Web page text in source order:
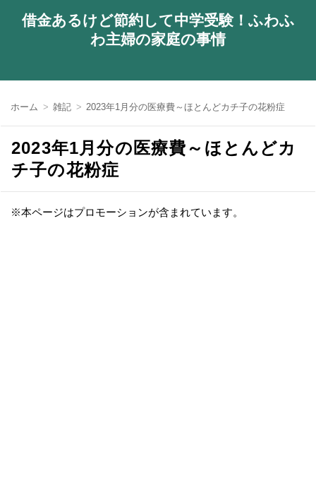
借金あるけど節約して中学受験！ふわふ
わ主婦の家庭の事情
ホーム 雑記 2023年1月分の医療費～ほとんどカチ子の花粉症
2023年1月分の医療費～ほとんどカ
チ子の花粉症
※本ページはプロモーションが含まれています。